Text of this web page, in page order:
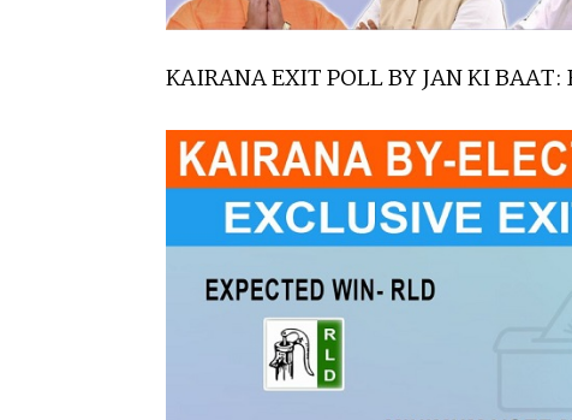
KAIRANA EXIT POLL BY JAN KI